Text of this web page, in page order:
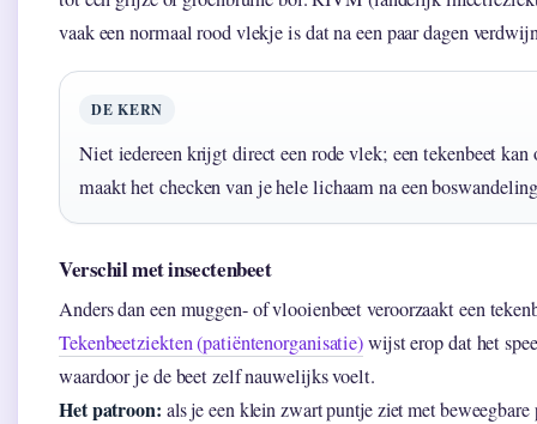
vaak een normaal rood vlekje is dat na een paar dagen
DE KERN
Niet iedereen krijgt direct een rode vlek; een tekenbeet
maakt het checken van je hele lichaam na een
Verschil met insectenbeet
Anders dan een muggen- of vlooienbeet veroorzaakt een
Tekenbeetziekten (patiëntenorganisatie)wijst erop dat het
waardoor je de beet zelf nauwelijks voelt.
Het patroon: als je een klein zwart puntje ziet met